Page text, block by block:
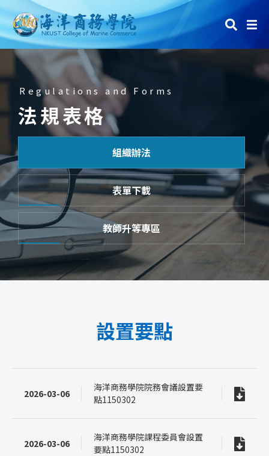
Regulations and Forms
法規表格
組織辦法
表單下載
教師升等專區
設置要點
2026-03-06
海洋商務學院院務會議設置要
點1150302
2026-03-06
海洋商務學院課程委員會設置
要點1150302